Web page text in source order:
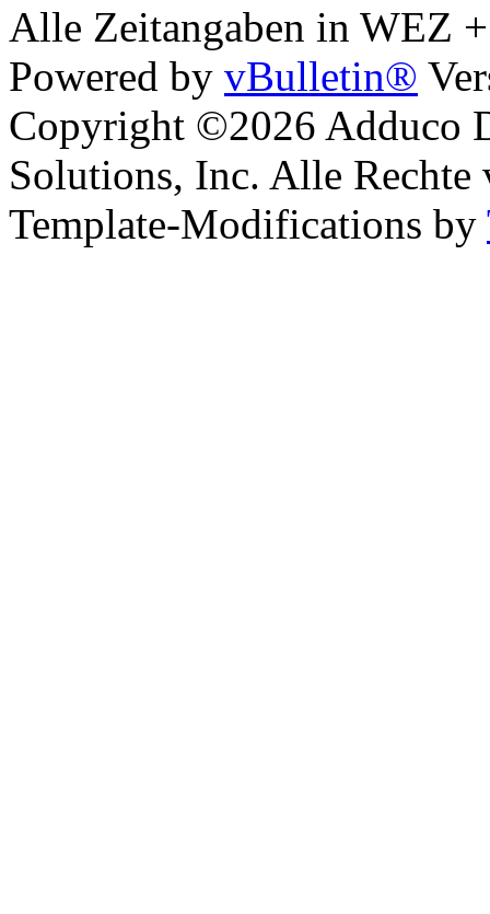
Alle Zeitangaben in WEZ
Powered by vBulletin®
Copyright ©2026 Adduco
Solutions, Inc. Alle Rechte
Template-Modifications by